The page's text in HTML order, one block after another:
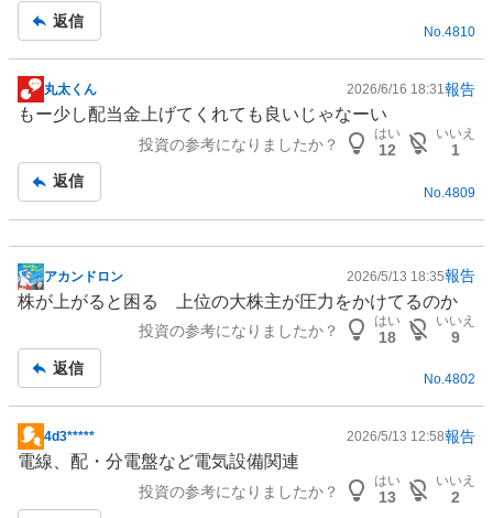
返信
No.4810
掲
示
事
丸太くん 2026/6/16 18:31報告
もー少し配当金上げてくれても良いじゃなーい
投資の参考になりましたか？
はい
12
いいえ
1
返信
No. 4809
掲
示
事
アカンドロン 2026/5/13 18:35報告
株が上がると困る 上位の大株主が圧力をかけてるのか
投資の参考になりましたか？
はい
18
いいえ
9
返信
No.4802
掲
示
4d3***** 2026/5/13 12:58報告
電線 、配・分電盤など電気設備関連
投資の参考になりましたか？
はい
13
いいえ
2